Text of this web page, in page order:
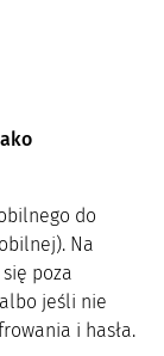
do
Na
poza
jeśli nie
i hasła.